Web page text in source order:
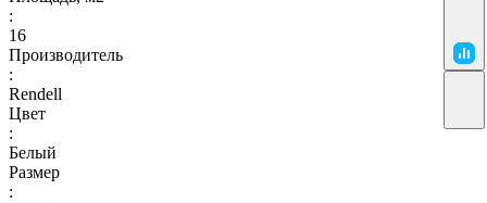
:
16
Производитель
:
Rendell
Цвет
:
Белый
Размер
: